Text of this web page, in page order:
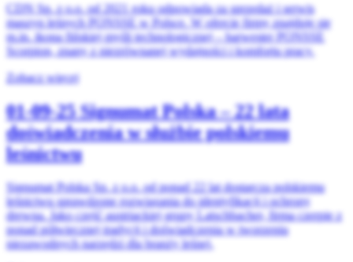
CDN Sp. z o.o. od 2021 roku odpowiada za sprzedaż i serwis
maszyn leśnych PONSSE w Polsce. W ofercie firmy znajduje się
m.in. ikona fińskiej myśli technologicznej – harwester PONSSE
Scorpion, znany z niezrównanej wydajności i komfortu pracy.
Zobacz więcej
01-09-25Signumat Polska – 22 lata
doświadczenia w służbie polskiemu
leśnictwu
Signumat Polska Sp. z o.o. od ponad 22 lat dostarcza polskiemu
leśnictwu sprawdzone rozwiązania do identyfikacji i ochrony
drewna. Jako część austriackiej grupy Latschbacher, firma czerpie z
ponad półwiecznej tradycji i doświadczenia w tworzeniu
niezawodnych narzędzi dla branży leśnej.